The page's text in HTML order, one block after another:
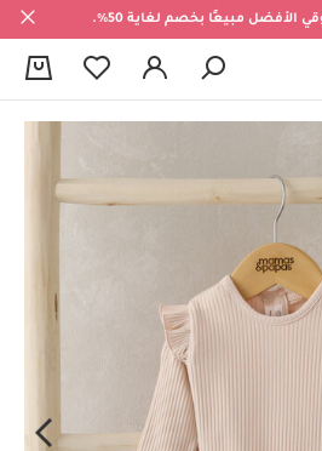
الأفضل مبيعًا بخصم لغاية 50%.